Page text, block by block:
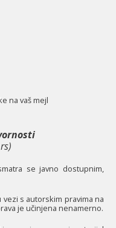
na vaš mejl
se javno dostupnim,
s autorskim pravima na
je učinjena nenamerno.